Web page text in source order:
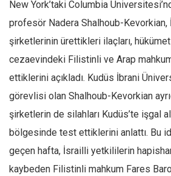
New York’taki Columbia
profesör Nadera Shalhoub-Kevorkian,
şirketlerinin ürettikleri ilaçları,
cezaevindeki Filistinli ve Arap
ettiklerini açıkladı. Kudüs İbrani
görevlisi olan Shalhoub-Kevorkian
şirketlerin de silahları Kudüs’te işgal
bölgesinde test ettiklerini anlattı. Bu
geçen hafta, İsrailli yetkililerin
kaybeden Filistinli mahkum Fares